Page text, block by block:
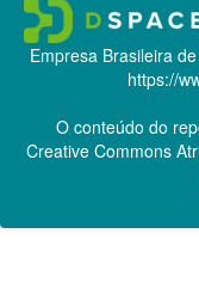
Empresa Brasileira
https://
O conteúdo do
Creative Commons